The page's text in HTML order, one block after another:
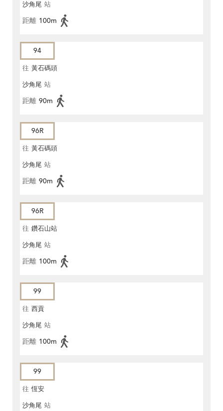
沙角尾 站
距離 100m
94
往 黃石碼頭
沙角尾 站
距離 90m
96R
往 黃石碼頭
沙角尾 站
距離 90m
96R
往 鑽石山站
沙角尾 站
距離 100m
99
往 西貢
沙角尾 站
距離 100m
99
往 恆安
沙角尾 站